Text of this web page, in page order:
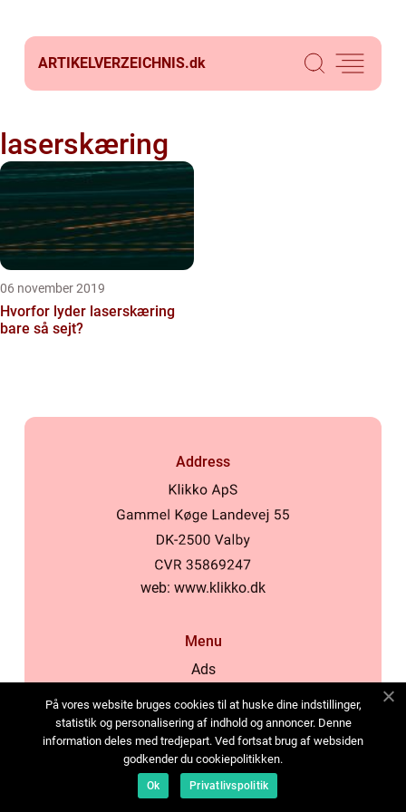
ARTIKELVERZEICHNIS.dk
laserskæring
06 november 2019
Hvorfor lyder laserskæring
bare så sejt?
Address
web: www.klikko.dk
Menu
Ads
Cookies
Contact
Sitemap
På vores website bruges cookies til at huske dine indstillinger,
statistik og personalisering af indhold og annoncer. Denne
information deles med tredjepart. Ved fortsat brug af websiden
godkender du cookiepolitikken.
Ok Privatlivspolitik